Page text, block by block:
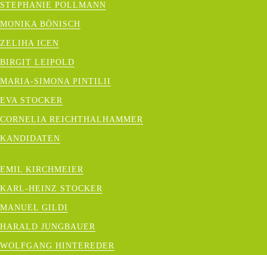
STEPHANIE POLLMANN
MONIKA BÖNISCH
ZELIHA ICEN
BIRGIT LEIPOLD
MARIA-SIMONA PINTILII
EVA STOCKER
CORNELIA REICHTHALHAMMER
KANDIDATEN
EMIL KIRCHMEIER
KARL-HEINZ STOCKER
MANUEL GILDI
HARALD JUNGBAUER
WOLFGANG HINTEREDER
gemeinsam etwas bewegen. Mit
Verantwortung und Weitblick möchte ich
Waldkraiburg voranbringen.
Kirchmeier
"GEMEINSAM